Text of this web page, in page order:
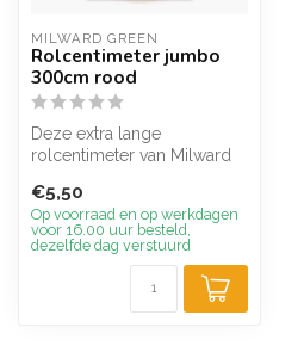
MILWARD GREEN
Rolcentimeter jumbo
300cm rood
Deze extra lange
rolcentimeter van Milward
knopje aan d...
€5,50
Op voorraad en op werkdagen
voor 16.00 uur besteld,
dezelfde dag verstuurd